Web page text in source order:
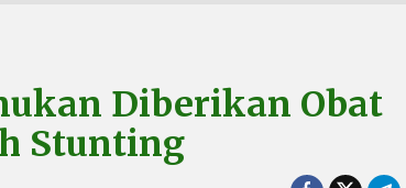
Diberikan Obat
Stunting